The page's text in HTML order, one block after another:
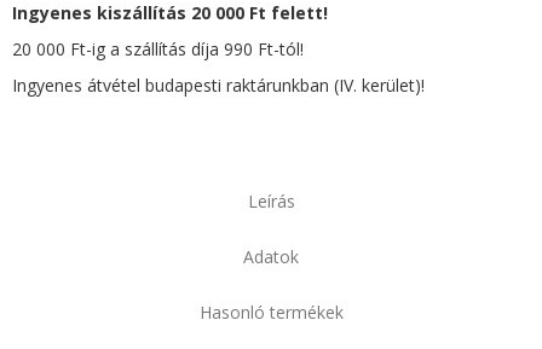
Ingyenes kiszállítás 20 000 Ft felett!
20 000 Ft-ig a szállítás díja 990 Ft-tól!
Ingyenes átvétel budapesti raktárunkban (IV. kerület)!
Leírás
Adatok
Hasonló termékek